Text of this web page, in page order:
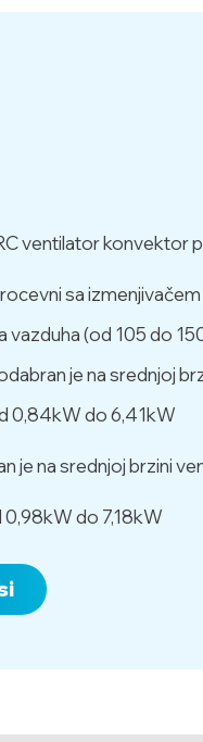
ventilator konvektor
sa izmenjivačem
vazduha (od 105 do
je na srednjoj
0,84kW do 6,41kW
je na srednjoj brzini
0,98kW do 7,18kW